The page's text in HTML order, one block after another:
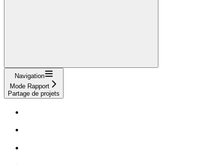
Navigation
Mode Rapport
Partage de projets